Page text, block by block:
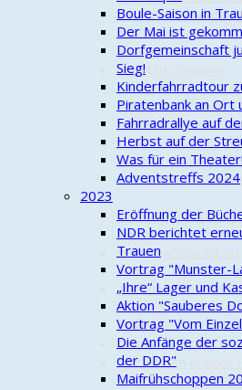
Vortrag
und
Aktion "Saubere
Maifrühschoppen
Kunstwerk für "Alte
Cold-Water-Beer-
NDR: "Funkloch"
Vortrag
1. Trauener
2017
Vortrag „Die
Bockelmann-
Info Straßenausbau
Aktion "Saubere
Maifrühschoppen
Vortrag
Wolfsland"
Schützenumzug
"Wir öffnen unsere
Boule-Saison in
Der Mai ist
Dorfgemeinschaft
Sieg!
Kinderfahrradtour
Piratenbank an Ort
Fahrradrallye auf
Herbst auf der
Was für ein Theater!
Adventstreffs 2024
2023
Eröffnung der
NDR berichtet
Trauen
Vortrag "Munster-
„Ihre“ Lager und
Aktion "Sauberes
Vortrag "Vom
Die Anfänge der
der DDR"
Maifrühschoppen